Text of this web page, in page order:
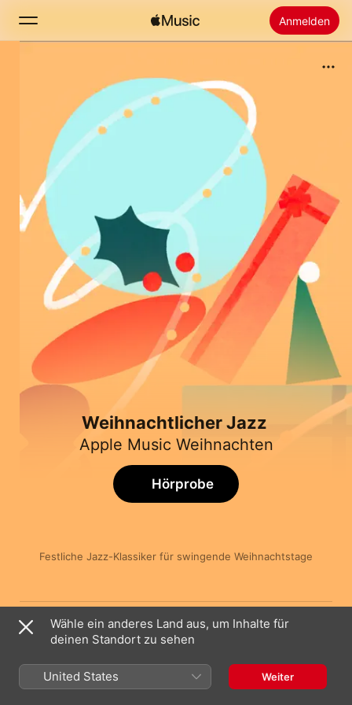
Anmelden
Startseite
Neu
Radio
Apple Music installieren
Weihnachtlicher Jazz
Apple Music Weihnachten
Festliche Jazz-Klassiker für swingende Weihnachtstage
Hörprobe
Titel Länge
dodie
Omer Klein
Wähle ein anderes Land aus, um Inhalte für
deinen Standort zu sehen
United States Weiter